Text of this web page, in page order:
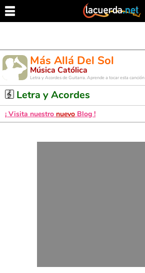
Más Allá Del Sol
Música Católica
Letra y Acordes de Guitarra. Aprende a tocar esta canción
Letra y Acordes
¡ Visita nuestro nuevo Blog !